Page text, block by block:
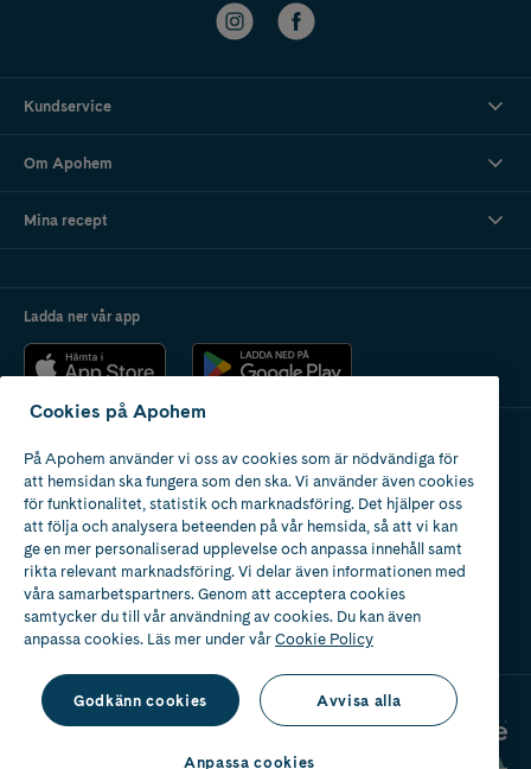
Kundservice
Om Apohem
Mina recept
Ladda ner vår app
Apotek med tillstånd
av Läkemedelsverket
2024
Cookies på Apohem
På Apohem använder vi oss av cookies som är nödvändiga för
att hemsidan ska fungera som den ska. Vi använder även cookies
för funktionalitet, statistik och marknadsföring. Det hjälper oss
att följa och analysera beteenden på vår hemsida, så att vi kan
ge en mer personaliserad upplevelse och anpassa innehåll samt
rikta relevant marknadsföring. Vi delar även informationen med
våra samarbetspartners. Genom att acceptera cookies
samtycker du till vår användning av cookies. Du kan även
anpassa cookies. Läs mer under vårCookie Policy
Godkänn cookies Avvisa alla
Anpassa cookies